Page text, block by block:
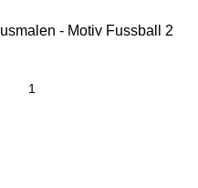
- Motiv Fussball 2